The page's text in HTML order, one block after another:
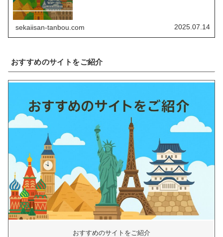
sekaiisan-tanbou.com 2025.07.14
おすすめのサイトをご紹介
おすすめのサイトをご紹介